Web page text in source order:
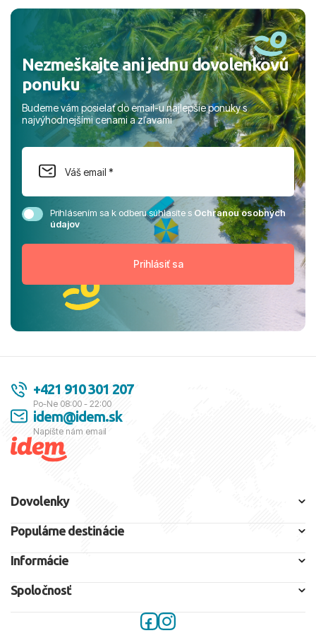
Nezmeškajte ani jednu dovolenkovú
ponuku
Budeme vám posielať do email-u najlepšie ponuky s
najvýhodnejšími cenami a zľavami
Prihlásením sa k odberu súhlasíte sOchranou osobných
údajov
+421 910 301 207
Po-Ne 08:00 - 22:00
idem@idem.sk
Napíšte nám email
Dovolenky
Populárne destinácie
Informácie
Spoločnosť